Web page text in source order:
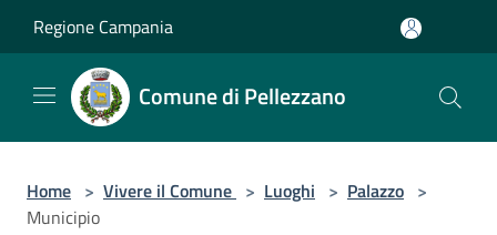
Regione Campania
Comune di Pellezzano
Home > Vivere il Comune > Luoghi > Palazzo >
Municipio